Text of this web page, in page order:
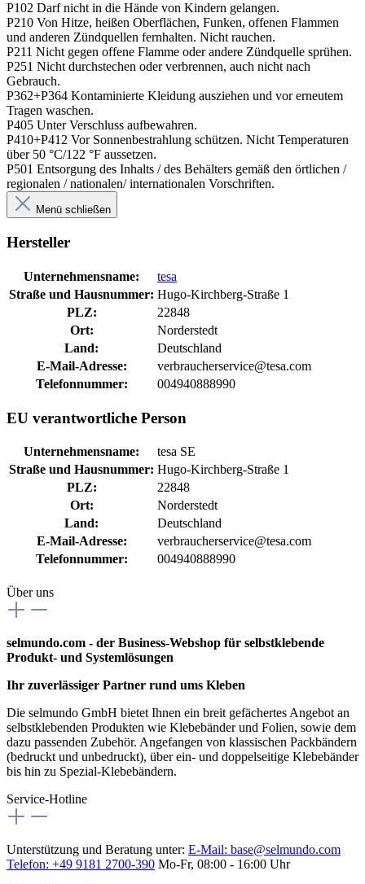
P102 Darf nicht in die Hände von Kindern gelangen.
P210 Von Hitze, heißen Oberflächen, Funken, offenen Flammen
und anderen Zündquellen fernhalten. Nicht rauchen.
P211 Nicht gegen offene Flamme oder andere Zündquelle sprühen.
P251 Nicht durchstechen oder verbrennen, auch nicht nach
Gebrauch.
P362+P364 Kontaminierte Kleidung ausziehen und vor erneutem
Tragen waschen.
P405 Unter Verschluss aufbewahren.
P410+P412 Vor Sonnenbestrahlung schützen. Nicht Temperaturen
über 50 °C/122 °F aussetzen.
P501 Entsorgung des Inhalts / des Behälters gemäß den örtlichen /
regionalen / nationalen/ internationalen Vorschriften.
Menü schließen
Hersteller
Unternehmensname:
tesa
Straße und Hausnummer: Hugo-Kirchberg-Straße 1
PLZ:
22848
Ort:
Norderstedt
Land:
Deutschland
E-Mail-Adresse:
verbraucherservice@tesa.com
Telefonnummer:
004940888990
EU verantwortliche Person
Unternehmensname:
tesa SE
Straße und Hausnummer: Hugo-Kirchberg-Straße 1
PLZ:
22848
Ort:
Norderstedt
Land:
Deutschland
E-Mail-Adresse:
verbraucherservice@tesa.com
Telefonnummer:
004940888990
Über uns
selmundo.com - der Business-Webshop für selbstklebende
Produkt- und Systemlösungen
Ihr zuverlässiger Partner rund ums Kleben
Die selmundo GmbH bietet Ihnen ein breit gefächertes Angebot an
selbstklebenden Produkten wie Klebebänder und Folien, sowie dem
dazu passenden Zubehör. Angefangen von klassischen Packbändern
(bedruckt und unbedruckt), über ein- und doppelseitige Klebebänder
bis hin zu Spezial-Klebebändern.
Service-Hotline
Unterstützung und Beratung unter: E-Mail: base@selmundo.com
Telefon: +49 9181 2700-390 Mo-Fr, 08:00 - 16:00 Uhr